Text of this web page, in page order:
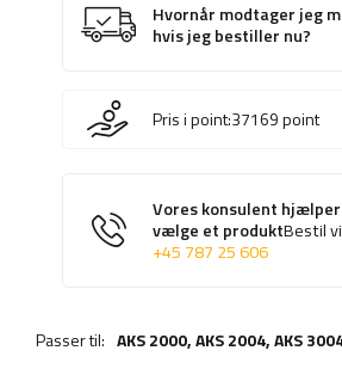
Hvornår modtager jeg
hvis jeg bestiller nu?
Pris i point:37169point
Vores konsulent
vælge et produktBestil
+45 787 25 606
Passer til: AKS 2000,AKS 2004,AKS